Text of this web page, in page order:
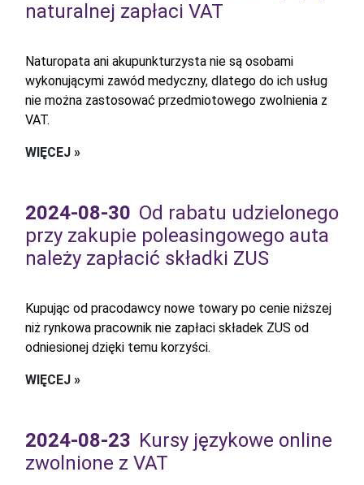
naturalnej zapłaci VAT
Naturopata ani akupunkturzysta nie są osobami
wykonującymi zawód medyczny, dlatego do ich usług
nie można zastosować przedmiotowego zwolnienia z
VAT.
WIĘCEJ »
2024-08-30 Od rabatu udzielonego
przy zakupie poleasingowego auta
należy zapłacić składki ZUS
Kupując od pracodawcy nowe towary po cenie niższej
niż rynkowa pracownik nie zapłaci składek ZUS od
odniesionej dzięki temu korzyści.
WIĘCEJ »
2024-08-23 Kursy językowe online
zwolnione z VAT